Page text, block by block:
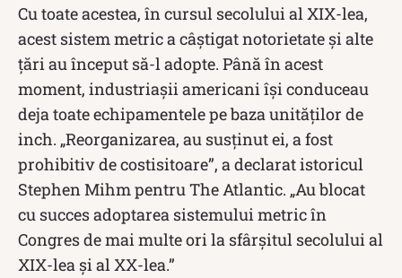
Cu toate acestea, în cursul secolului al XIX-lea,
acest sistem metric a câștigat notorietate și alte
țări au început să-l adopte. Până în acest
moment, industriașii americani își conduceau
deja toate echipamentele pe baza unităților de
inch. „Reorganizarea, au susținut ei, a fost
prohibitiv de costisitoare”, a declarat istoricul
Stephen Mihm pentru The Atlantic. „Au blocat
cu succes adoptarea sistemului metric în
Congres de mai multe ori la sfârșitul secolului al
XIX-lea și al XX-lea.”